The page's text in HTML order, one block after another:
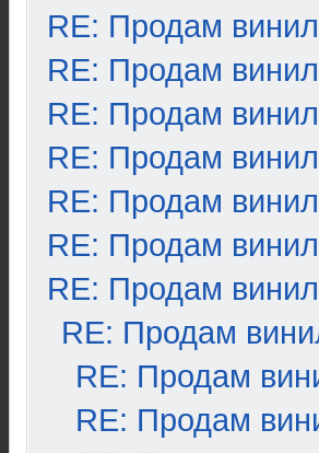
RE: Продам
RE: Продам
RE: Продам
RE: Продам
RE: Продам
RE: Продам
RE: Продам
RE: Продам
RE: Продам
RE: Продам